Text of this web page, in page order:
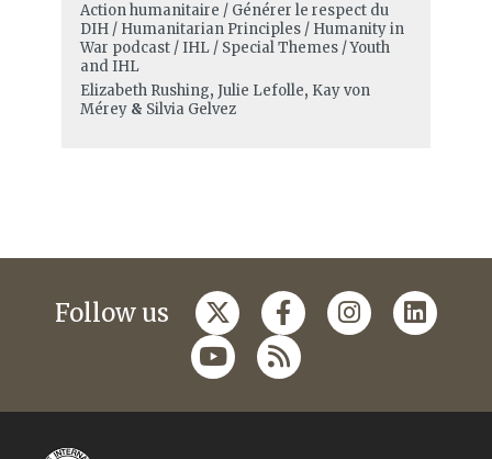
Action humanitaire / Générer le respect du
DIH / Humanitarian Principles / Humanity in
War podcast / IHL / Special Themes / Youth
and IHL
Elizabeth Rushing, Julie Lefolle, Kay von
Mérey& Silvia Gelvez
Follow us